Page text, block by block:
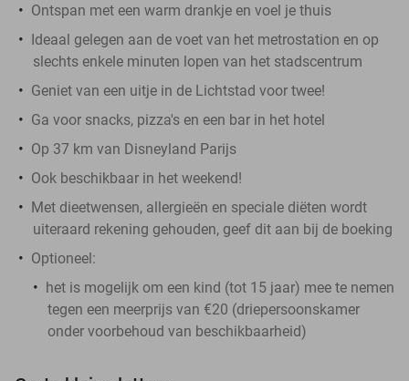
Ontspan met een warm drankje en voel je thuis
Ideaal gelegen aan de voet van het metrostation en op
slechts enkele minuten lopen van het stadscentrum
Geniet van een uitje in de Lichtstad voor twee!
Ga voor snacks, pizza's en een bar in het hotel
Op 37 km van Disneyland Parijs
Ook beschikbaar in het weekend!
Met dieetwensen, allergieën en speciale diëten wordt
uiteraard rekening gehouden, geef dit aan bij de boeking
Optioneel:
het is mogelijk om een kind (tot 15 jaar) mee te nemen
tegen een meerprijs van €20 (driepersoonskamer
onder voorbehoud van beschikbaarheid)